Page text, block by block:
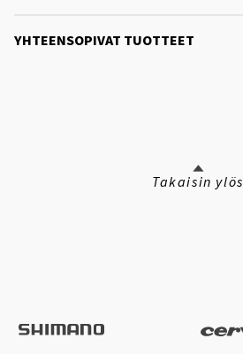
YHTEENSOPIVAT TUOTTEET
Takaisin ylös